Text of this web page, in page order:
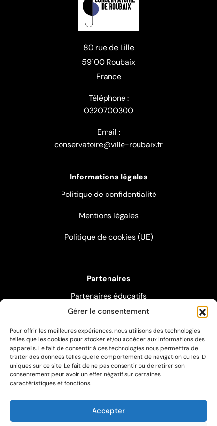
Gérer le consentement
Pour offrir les meilleures expériences, nous utilisons des technologies
telles que les cookies pour stocker et/ou accéder aux informations des
appareils. Le fait de consentir à ces technologies nous permettra de
traiter des données telles que le comportement de navigation ou les ID
uniques sur ce site. Le fait de ne pas consentir ou de retirer son
consentement peut avoir un effet négatif sur certaines
caractéristiques et fonctions.
Accepter
80 rue de Lille
59100 Roubaix
France
Téléphone :
0320700300
Email :
conservatoire@ville-roubaix.fr
Informations légales
Politique de confidentialité
Mentions légales
Politique de cookies (UE)
Partenaires
Partenaires éducatifs
Partenaires pédagogiques
Partenaires artistiques
Suivez-nous sur les réseaux sociaux
© 2026 Conservatoire de Roubaix - made with